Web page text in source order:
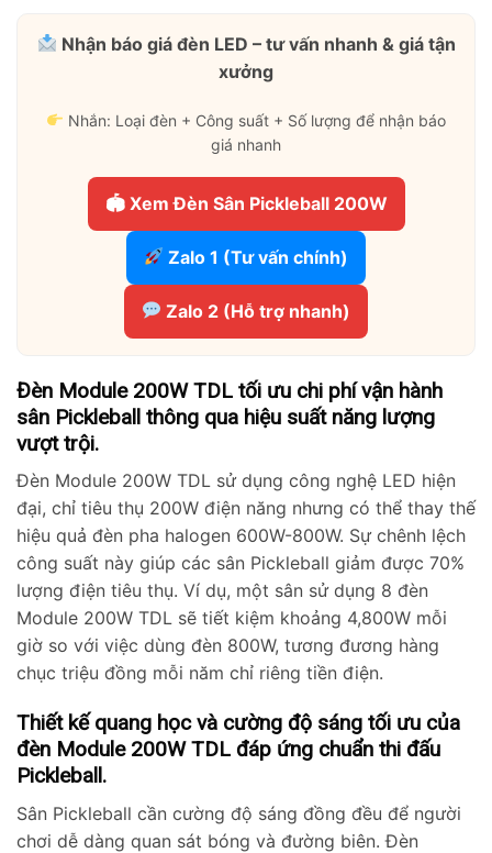
Nhận báo giá đèn LED – tư vấn nhanh & giá tận
xưởng
Nhắn: Loại đèn + Công suất + Số lượng để nhận báo
giá nhanh
🏟 Xem Đèn Sân Pickleball 200W
Zalo 1 (Tư vấn chính)
Zalo 2 (Hỗ trợ nhanh)
Đèn Module 200W TDL tối ưu chi phí vận hành
sân Pickleball thông qua hiệu suất năng lượng
vượt trội.
Đèn Module 200W TDL sử dụng công nghệ LED hiện
đại, chỉ tiêu thụ 200W điện năng nhưng có thể thay thế
hiệu quả đèn pha halogen 600W-800W. Sự chênh lệch
công suất này giúp các sân Pickleball giảm được 70%
lượng điện tiêu thụ. Ví dụ, một sân sử dụng 8 đèn
Module 200W TDL sẽ tiết kiệm khoảng 4,800W mỗi
giờ so với việc dùng đèn 800W, tương đương hàng
chục triệu đồng mỗi năm chỉ riêng tiền điện.
Thiết kế quang học và cường độ sáng tối ưu của
đèn Module 200W TDL đáp ứng chuẩn thi đấu
Pickleball.
Sân Pickleball cần cường độ sáng đồng đều để người
chơi dễ dàng quan sát bóng và đường biên. Đèn